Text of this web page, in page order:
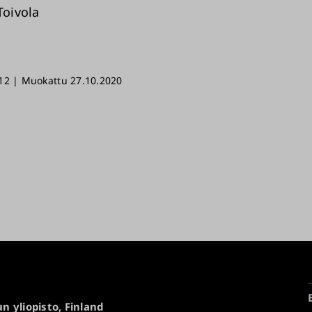
| Muokattu 27.10.2020
yliopisto, Finland